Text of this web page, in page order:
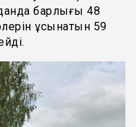
барлығы 48
ұсынатын 59